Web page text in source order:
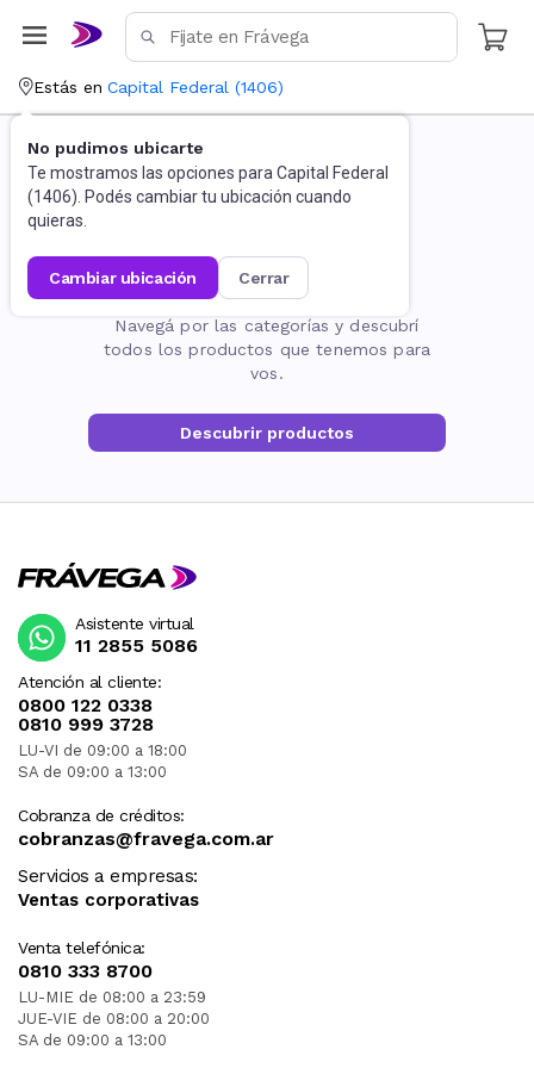
Estás en Capital Federal (1406)
No pudimos ubicarte
Te mostramos las opciones para Capital Federal
(1406). Podés cambiar tu ubicación cuando
quieras.
cambiar ubicación cerrar
La página no existe
Navegá por las categorías y descubrí
todos los productos que tenemos para
vos.
Descubrir productos
Atención al cliente:
0800 122 0338
0810 999 3728
LU-VI de 09:00 a 18:00
SA de 09:00 a 13:00
Cobranza de créditos:
cobranzas@fravega.com.ar
Servicios a empresas:
Ventas corporativas
Venta telefónica:
0810 333 8700
LU-MIE de 08:00 a 23:59
JUE-VIE de 08:00 a 20:00
SA de 09:00 a 13:00
Asistente virtual
11 2855 5086